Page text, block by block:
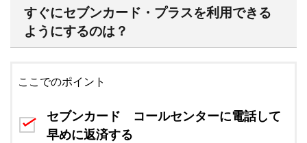
すぐにセブンカード・プラスを利用できる
ようにするのは？
ここでのポイント
セブンカード コールセンターに電話して
早めに返済する